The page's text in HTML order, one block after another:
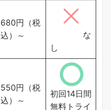
680円（税
込）～
な
し
550円（税
込）～
初回14日間
無料トライ